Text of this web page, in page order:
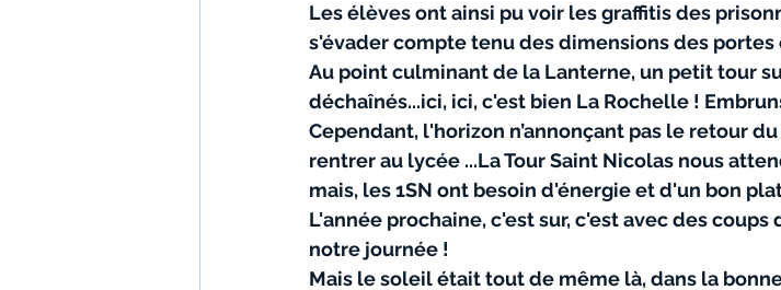
Les élèves ont ainsi pu voir les graffitis des
s'évader compte tenu des dimensions des portes
Au point culminant de la Lanterne, un petit tour
déchaînés...ici, ici, c'est bien La Rochelle !
Cependant, l'horizon n’annonçant pas le retour
rentrer au lycée ...La Tour Saint Nicolas nous
mais, les 1SN ont besoin d'énergie et d'un bon
L'année prochaine, c'est sur, c'est avec des
notre journée !
Mais le soleil était tout de même là, dans la